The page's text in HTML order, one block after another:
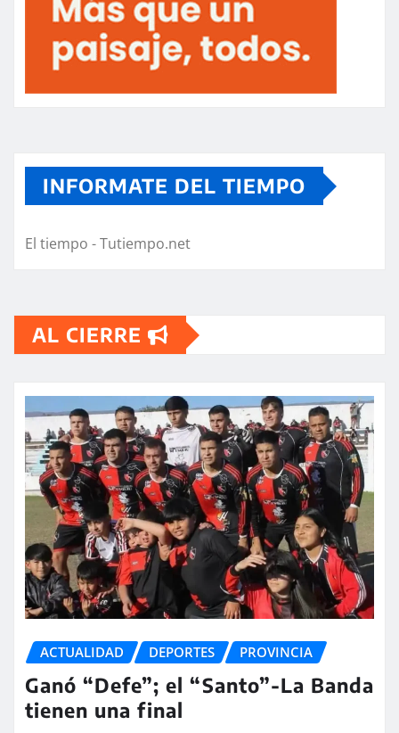
INFORMATE DEL TIEMPO
El tiempo - Tutiempo.net
AL CIERRE
ACTUALIDAD DEPORTES PROVINCIA
Ganó “Defe”; el “Santo”-La Banda
tienen una final